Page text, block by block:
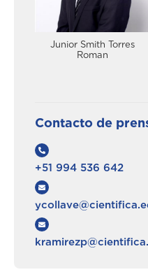
Junior Smith Torres
Roman
Contacto de
+51 994 536 642